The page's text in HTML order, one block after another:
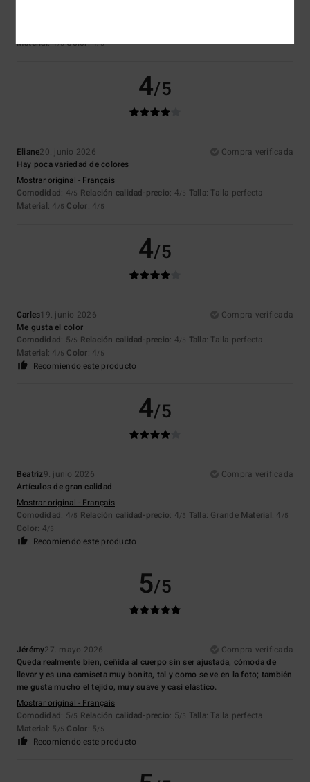
Material: 4/5 Color: 4/5
4/5
Eliane20. junio 2026
Compra verificada
Hay poca variedad de colores
Mostrar original - Français
Comodidad: 4/5 Relación calidad-precio: 4/5 Talla: Talla perfecta
Material: 4 /5 Color: 4/5
4/5
Carles19. junio 2026
Compra verificada
Me gusta el color
Comodidad: 5/5 Relación calidad-precio: 4/5 Talla: Talla perfecta
Material: 4 /5 Color: 4/5
Recomiendo este producto
4/5
Beatriz9. junio 2026
Compra verificada
Artículos de gran calidad
Mostrar original - Français
Comodidad: 4/5 Relación calidad-precio: 4/5 Talla: Grande Material: 4 /5
Color: 4/5
Recomiendo este producto
5/5
Jérémy27. mayo 2026
Compra verificada
Queda realmente bien, ceñida al cuerpo sin ser ajustada, cómoda de
llevar y es una camiseta muy bonita, tal y como se ve en la foto; también
me gusta mucho el tejido, muy suave y casi elástico.
Mostrar original - Français
Comodidad: 5/5 Relación calidad-precio: 5/5 Talla: Talla perfecta
Material: 5 /5 Color: 5/5
Recomiendo este producto